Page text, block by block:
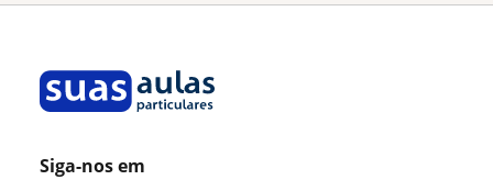
Siga-nos em